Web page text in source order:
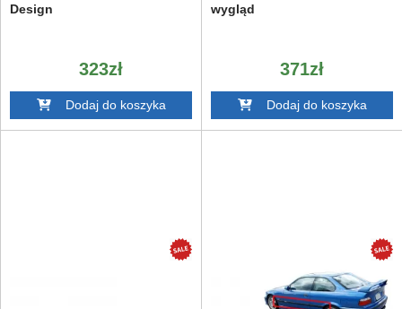
Design
323zł
Dodaj do koszyka
wygląd
371zł
Dodaj do koszyka